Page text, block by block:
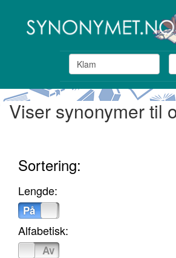
Viser synonymer til
Sortering:
Lengde:
På
Alfabetisk:
Av